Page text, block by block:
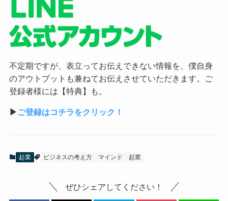
不定期ですが、表立ってお伝えできない情報を、僕自身
のアウトプットも兼ねてお伝えさせていただきます。ご
登録者様には【特典】も。
▶︎ ご登録はコチラをクリック！
起業 ビジネスの考え方 マインド 起業
ぜひシェアしてください！